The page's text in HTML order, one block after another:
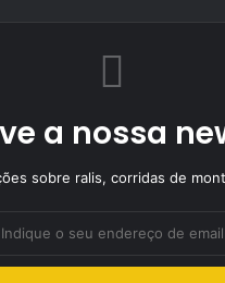
a nossa
sobre ralis, corridas de